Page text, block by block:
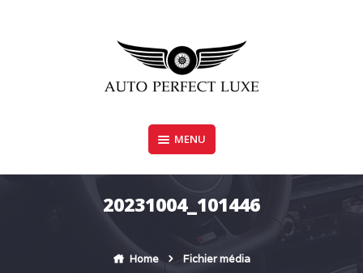
AUTO PERFECT LUXE
MENU
20231004_101446
Home Fichier média